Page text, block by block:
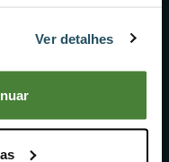
Ver detalhes